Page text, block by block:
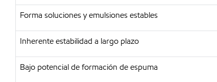
Forma soluciones y emulsiones estables
Inherente estabilidad a largo plazo
Bajo potencial de formación de espuma